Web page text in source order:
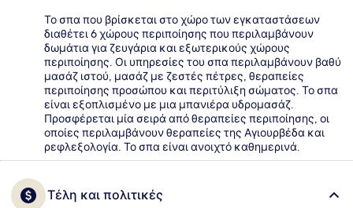
Το σπα που βρίσκεται στο χώρο των εγκαταστάσεων
διαθέτει 6 χώρους περιποίησης που περιλαμβάνουν
δωμάτια για ζευγάρια και εξωτερικούς χώρους
περιποίησης. Οι υπηρεσίες του σπα περιλαμβάνουν βαθύ
μασάζ ιστού, μασάζ με ζεστές πέτρες, θεραπείες
περιποίησης προσώπου και περιτύλιξη σώματος. Το σπα
είναι εξοπλισμένο με μια μπανιέρα υδρομασάζ.
Προσφέρεται μία σειρά από θεραπείες περιποίησης, οι
οποίες περιλαμβάνουν θεραπείες της Αγιουρβέδα και
ρεφλεξολογία. Το σπα είναι ανοιχτό καθημερινά.
Τέλη και πολιτικές